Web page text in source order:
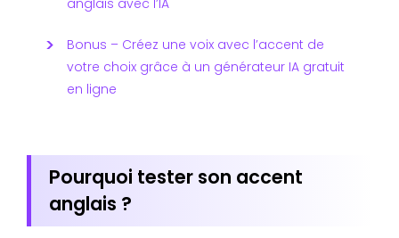
Bonus – Créez une voix avec l’accent de
votre choix grâce à un générateur IA gratuit
en ligne
Pourquoi tester son accent
anglais ?